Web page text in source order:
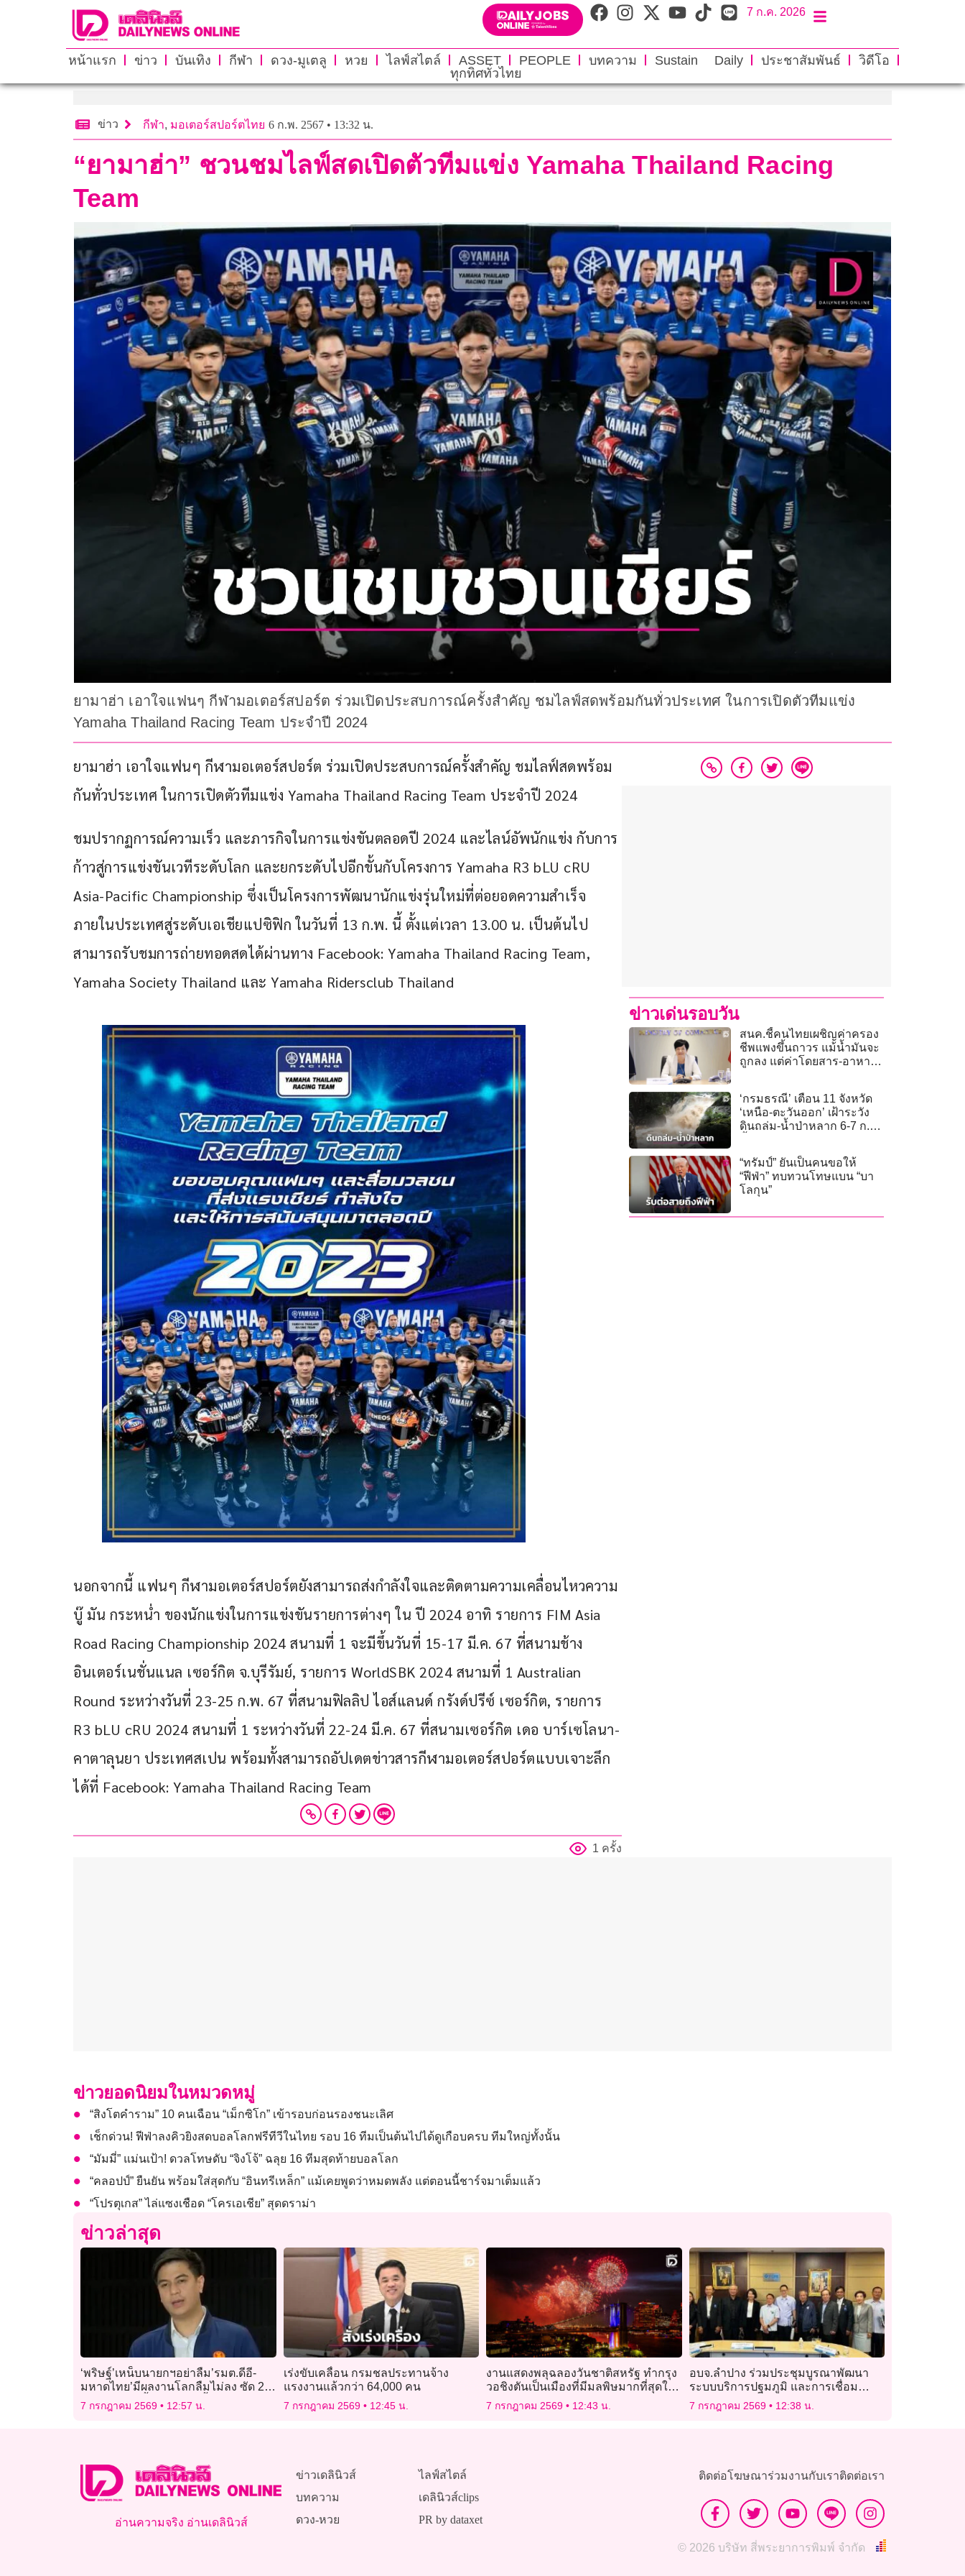
7 ก.ค. 2026
หน้าแรก ข่าว บันเทิง กีฬา ดวง-มูเตลู หวย ไลฟ์สไตล์ ASSET PEOPLE บทความ Sustain Daily ประชาสัมพันธ์
วิดีโอ
ทุกทิศทั่วไทย
ข่าว กีฬา, มอเตอร์สปอร์ตไทย 6 ก.พ. 2567 • 13:32 น.
“ยามาฮ่า” ชวนชมไลฟ์สดเปิดตัวทีมแข่ง Yamaha Thailand Racing
Team
ยามาฮ่า เอาใจแฟนๆ กีฬามอเตอร์สปอร์ต ร่วมเปิดประสบการณ์ครั้งสำคัญ ชมไลฟ์สดพร้อมกันทั่วประเทศ ในการเปิดตัวทีมแข่ง
Yamaha Thailand Racing Team ประจำปี 2024
ยามาฮ่า เอาใจแฟนๆ กีฬามอเตอร์สปอร์ต ร่วมเปิดประสบการณ์ครั้งสำคัญ ชมไลฟ์สดพร้อม
กันทั่วประเทศ ในการเปิดตัวทีมแข่ง Yamaha Thailand Racing Team ประจำปี 2024
ชมปรากฏการณ์ความเร็ว และภารกิจในการแข่งขันตลอดปี 2024 และไลน์อัพนักแข่ง กับการ
ก้าวสู่การแข่งขันเวทีระดับโลก และยกระดับไปอีกขั้นกับโครงการ Yamaha R3 bLU cRU
Asia-Pacific Championship ซึ่งเป็นโครงการพัฒนานักแข่งรุ่นใหม่ที่ต่อยอดความสำเร็จ
ภายในประเทศสู่ระดับเอเชียแปซิฟิก ในวันที่ 13 ก.พ. นี้ ตั้งแต่เวลา 13.00 น. เป็นต้นไป
สามารถรับชมการถ่ายทอดสดได้ผ่านทาง Facebook: Yamaha Thailand Racing Team,
Yamaha Society Thailand และ Yamaha Ridersclub Thailand
นอกจากนี้ แฟนๆ กีฬามอเตอร์สปอร์ตยังสามารถส่งกำลังใจและติดตามความเคลื่อนไหวความ
บู๊ มัน กระหน่ำ ของนักแข่งในการแข่งขันรายการต่างๆ ใน ปี 2024 อาทิ รายการ FIM Asia
Road Racing Championship 2024 สนามที่ 1 จะมีขึ้นวันที่ 15-17 มี.ค. 67 ที่สนามช้าง
อินเตอร์เนชั่นแนล เซอร์กิต จ.บุรีรัมย์, รายการ WorldSBK 2024 สนามที่ 1 Australian
Round ระหว่างวันที่ 23-25 ก.พ. 67 ที่สนามฟิลลิป ไอส์แลนด์ กรังด์ปรีซ์ เซอร์กิต, รายการ
R3 bLU cRU 2024 สนามที่ 1 ระหว่างวันที่ 22-24 มี.ค. 67 ที่สนามเซอร์กิต เดอ บาร์เซโลนา-
คาตาลุนยา ประเทศสเปน พร้อมทั้งสามารถอัปเดตข่าวสารกีฬามอเตอร์สปอร์ตแบบเจาะลึก
ได้ที่ Facebook: Yamaha Thailand Racing Team
1 ครั้ง
ข่าวเด่นรอบวัน
สนค.ชี้คนไทยเผชิญค่าครอง
ชีพแพงขึ้นถาวร แม้น้ำมันจะ
ถูกลง แต่ค่าโดยสาร-อาหาร
‘กรมธรณี’ เตือน 11 จังหวัด
‘เหนือ-ตะวันออก’ เฝ้าระวัง
ดินถล่ม-น้ำป่าหลาก 6-7 ก.ค.
“ทรัมป์” ยันเป็นคนขอให้
“ฟีฟ่า” ทบทวนโทษแบน “บา
โลกุน”
ข่าวยอดนิยมในหมวดหมู่
“สิงโตคำราม” 10 คนเฉือน “เม็กซิโก” เข้ารอบก่อนรองชนะเลิศ
เช็กด่วน! ฟีฟ่าลงคิวยิงสดบอลโลกฟรีทีวีในไทย รอบ 16 ทีมเป็นต้นไปได้ดูเกือบครบ ทีมใหญ่ทั้งนั้น
“มัมมี่” แม่นเป้า! ดวลโทษดับ “จิงโจ้” ฉลุย 16 ทีมสุดท้ายบอลโลก
“คลอปป์” ยืนยัน พร้อมใส่สุดกับ “อินทรีเหล็ก” แม้เคยพูดว่าหมดพลัง แต่ตอนนี้ชาร์จมาเต็มแล้ว
“โปรตุเกส” ไล่แซงเชือด “โครเอเชีย” สุดดราม่า
ข่าวล่าสุด
‘พริษฐ์’เหน็บนายกฯอย่าลืม’รมต.ดีอี-
มหาดไทย’มีผลงานโลกลืมไม่ลง ซัด 2
ปีสว.ผลงานเอื้อ’ระบอบสีน้ำเงิน’
7 กรกฎาคม 2569 12:57 น.
เร่งขับเคลื่อน กรมชลประทานจ้าง
แรงงานแล้วกว่า 64,000 คน
7 กรกฎาคม 2569 12:45 น.
งานแสดงพลุฉลองวันชาติสหรัฐ ทำกรุง
วอชิงตันเป็นเมืองที่มีมลพิษมากที่สุดใน
โลก
7 กรกฎาคม 2569 12:43 น.
อบจ.ลำปาง ร่วมประชุมบูรณาพัฒนา
ระบบบริการปฐมภูมิ และการเชื่อม
ข้อมูลสุขภาพรายบุคคล
7 กรกฎาคม 2569 12:38 น.
อ่านความจริง อ่านเดลินิวส์
ข่าวเดลินิวส์
บทความ
ดวง-หวย
ไลฟ์สไตล์
เดลินิวส์clips
PR by dataxet
ติดต่อโฆษณาร่วมงานกับเราติดต่อเรา
© 2026 บริษัท สี่พระยาการพิมพ์ จำกัด